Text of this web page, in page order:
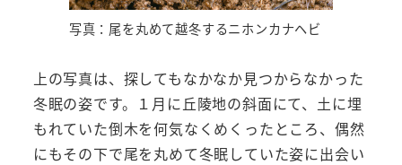
写真：尾を丸めて越冬するニホンカナヘビ
上の写真は、探してもなかなか見つからなかった
冬眠の姿です。１月に丘陵地の斜面にて、土に埋
もれていた倒木を何気なくめくったところ、偶然
にもその下で尾を丸めて冬眠していた姿に出会い